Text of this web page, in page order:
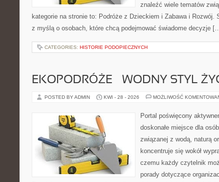
znaleźć wiele tematów
kategorie na stronie to: Podróże z Dzieckiem i Zabawa i Rozwój.
z myślą o osobach, które chcą podejmować świadome decyzje
CATEGORIES: HISTORIE PODOPIECZNYCH
EKOPODRÓŻE – WODNY STYL
POSTED BY ADMIN KWI - 28 - 2026 MOŻLIWOŚĆ
Portal poświęcony
doskonałe miejsce dla
związanej z wodą, naturą
koncentruje się wokół
czemu każdy czytelnik
porady dotyczące